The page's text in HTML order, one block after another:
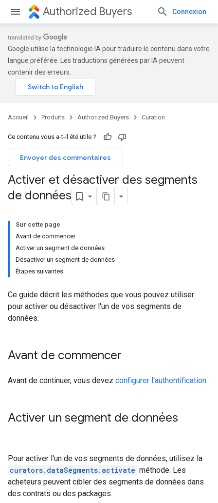
Authorized Buyers Connexion
Google utilise la technologie IA pour traduire le contenu dans votre
langue préférée. Les traductions générées par IA peuvent
contenir des erreurs.
Accueil Produits Authorized Buyers Curation
Ce contenu vous a-t-il été utile ?
Envoyer des commentaires
Activer et désactiver des segments
de données
Sur cette page
Avant de commencer
Activer un segment de données
Désactiver un segment de données
Étapes suivantes
Ce guide décrit les méthodes que vous pouvez utiliser
pour activer ou désactiver l'un de vos segments de
données.
Avant de commencer
Avant de continuer, vous devez configurer l'authentification.
Activer un segment de données
Pour activer l'un de vos segments de données, utilisez la
curators.dataSegments.activate méthode. Les
acheteurs peuvent cibler des segments de données dans
des contrats ou des packages.